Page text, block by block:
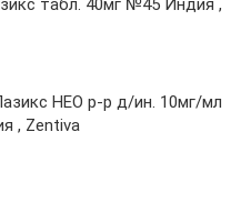
НЕО р-р д/ин. 10мг/мл
, Zentiva